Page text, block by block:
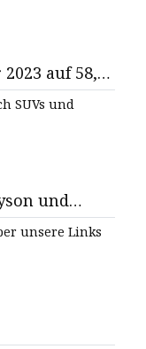
auf 58,4
SUVs und
und